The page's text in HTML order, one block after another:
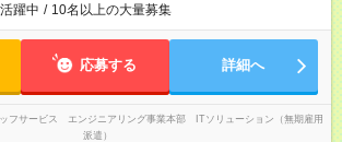
躍中 / 10名以上の大量募集
応募する 詳細へ
フサービス エンジニアリング事業本部 ITソリューション（無期雇用
派遣）